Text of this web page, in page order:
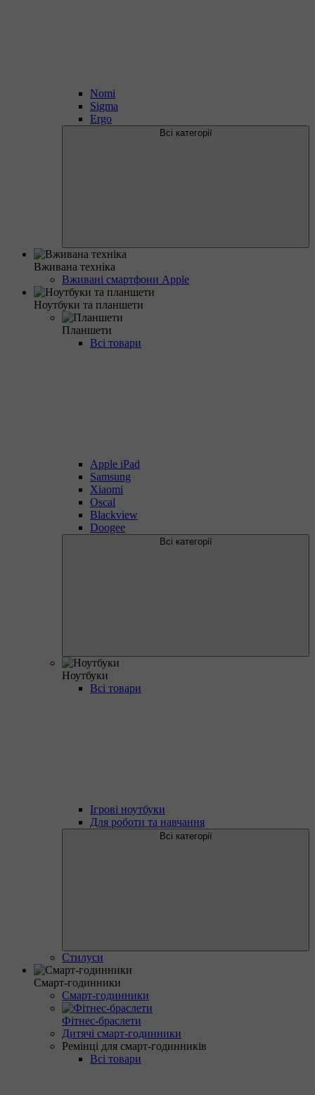
Nomi
Sigma
Ergo
Всі категорії
Вживана техніка
Вживані смартфони Apple
Ноутбуки та планшети
Планшети
Всі товари
Apple iPad
Samsung
Xiaomi
Oscal
Blackview
Doogee
Всі категорії
Ноутбуки
Всі товари
Ігрові ноутбуки
Для роботи та навчання
Всі категорії
Стилуси
Смарт-годинники
Смарт-годинники
Фітнес-браслети
Дитячі смарт-годинники
Ремінці для смарт-годинників
Всі товари